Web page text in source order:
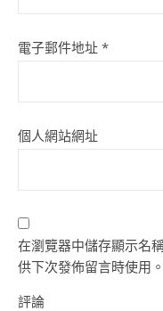
電子郵件地址 *
個人網站網址
在瀏覽器中儲存顯示名
供下次發佈留言時使用。
評論